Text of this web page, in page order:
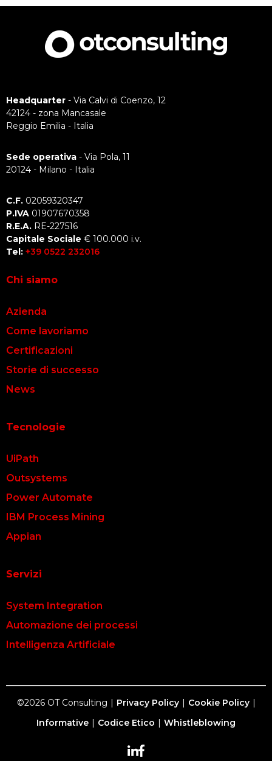
Headquarter - Via Calvi di Coenzo, 12
42124 - zona Mancasale
Reggio Emilia - Italia
Sede operativa - Via Pola, 11
20124 - Milano - Italia
C.F. 02059320347
P.IVA 01907670358
R.E.A. RE-227516
Capitale Sociale € 100.000 i.v.
Tel: +39 0522 232016
Chi siamo
Azienda
Come lavoriamo
Certificazioni
Storie di successo
News
Tecnologie
UiPath
Outsystems
Power Automate
IBM Process Mining
Appian
Servizi
System Integration
Automazione dei processi
Intelligenza Artificiale
©2026 OT Consulting | Privacy Policy | Cookie Policy |
Informative | Codice Etico | Whistleblowing